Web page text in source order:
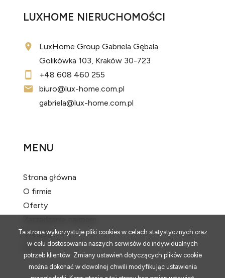
LUXHOME NIERUCHOMOŚCI
LuxHome Group Gabriela Gębala
Golikówka 103, Kraków 30-723
+48 608 460 255
biuro@lux-home.com.pl
gabriela@lux-home.com.pl
MENU
Strona główna
O firmie
Oferty
Kontakt
Rodo
Ta strona wykorzystuje pliki cookies w celach statystycznych oraz
w celu dostosowania naszych serwisów do indywidualnych
potrzeb klientów. Zmiany ustawień dotyczących plików cookie
można dokonać w dowolnej chwili modyfikując ustawienia